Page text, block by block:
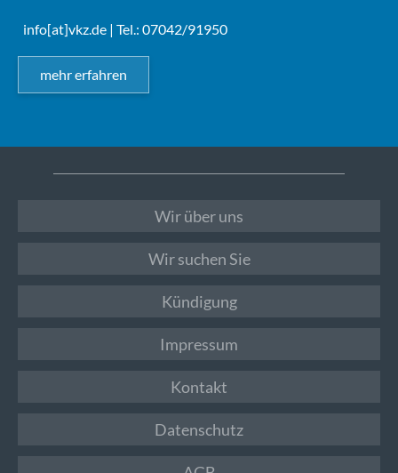
info[at]vkz.de | Tel.: 07042/91950
mehr erfahren
Wir über uns
Wir suchen Sie
Kündigung
Impressum
Kontakt
Datenschutz